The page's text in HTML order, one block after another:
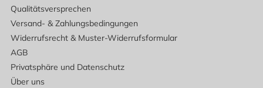
Qualitätsversprechen
Versand- & Zahlungsbedingungen
Widerrufsrecht & Muster-Widerrufsformular
AGB
Privatsphäre und Datenschutz
Über uns